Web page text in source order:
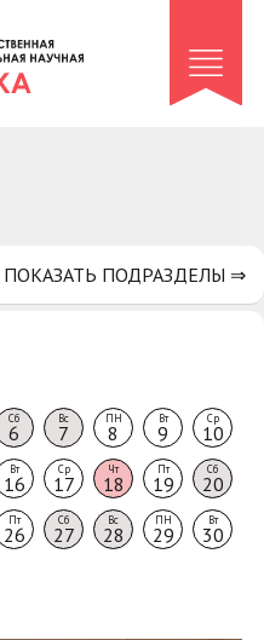
Сб
6
Вс
7
ПН
8
Вт
9
Ср
10
Вт
16
Ср
17
Чт
18
Пт
19
Сб
20
Пт
26
Сб
27
Вс
28
ПН
29
Вт
30
ПОКАЗАТЬ ПОДРАЗДЕЛЫ ⇒